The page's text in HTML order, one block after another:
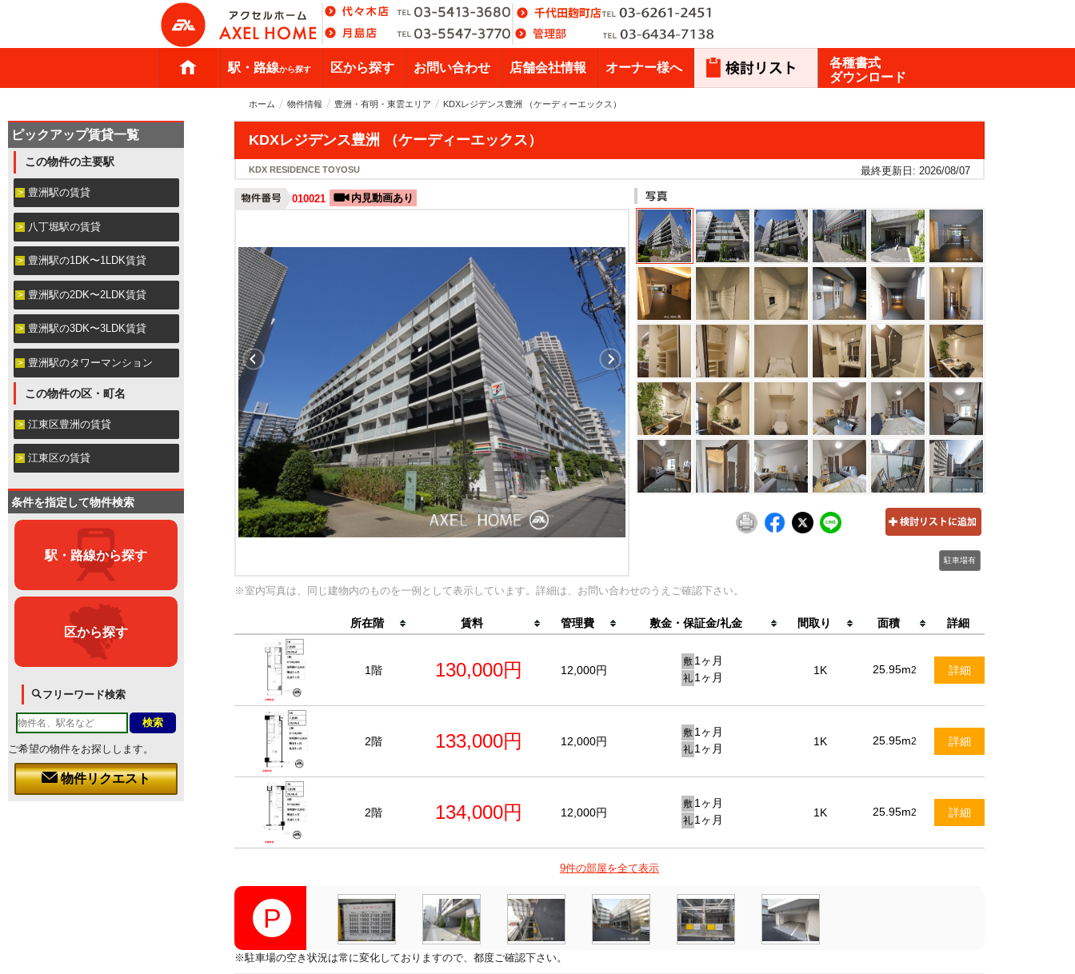
駅・路線から探す 区から探す お問い合わせ 店舗会社情報 オーナー様へ
各種書式
ダウンロード
ホーム 物件情報 豊洲・有明・東雲エリア KDXレジデンス豊洲 （ケーディーエックス）
KDXレジデンス豊洲 （ケーディーエックス）
KDX RESIDENCE TOYOSU 最終更新日: 2026/08/07
010021 内見動画あり
駐車場有
※室内写真は、同じ建物内のものを一例として表示しています。詳細は、お問い合わせのうえご確認下さい。
所在階 賃料 管理費 敷金・保証金/礼金 間取り 面積 詳細
1階 130,000円 12,000円
敷 1ヶ月
礼 1ヶ月
1K 25.95m2 詳細
2階 133,000円 12,000円
敷 1ヶ月
礼 1ヶ月
1K 25.95m2 詳細
2階 134,000円 12,000円
敷 1ヶ月
礼 1ヶ月
1K 25.95m2 詳細
9件の部屋を全て表示
※駐車場の空き状況は常に変化しておりますので、都度ご確認下さい。
ピックアップ賃貸一覧
この物件の主要駅
豊洲駅の賃貸
八丁堀駅の賃貸
豊洲駅の1DK〜1LDK賃貸
豊洲駅の2DK〜2LDK賃貸
豊洲駅の3DK〜3LDK賃貸
豊洲駅のタワーマンション
この物件の区・町名
江東区豊洲の賃貸
江東区の賃貸
条件を指定して物件検索
駅・路線から探す
区から探す
フリーワード検索
ご希望の物件をお探しします。
物件リクエスト